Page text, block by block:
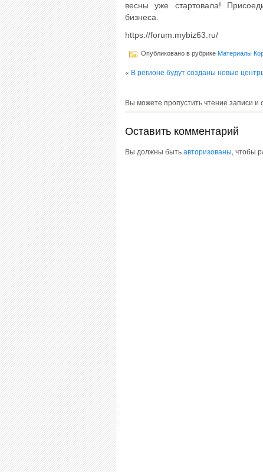
весны уже стартовала!
бизнеса.
https://forum.mybiz63.ru/
Опубликовано в рубрике Материалы
« В регионе будут созданы новые
Вы можете пропустить чтение записи
Оставить комментарий
Вы должны бытьавторизованы, чтобы